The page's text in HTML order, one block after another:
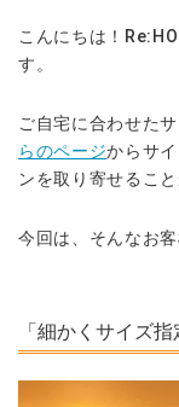
こんにちは！
す。
ご自宅に合わせた
らのページからサ
ンを取り寄せること
今回は、そんなお
「細かくサイズ